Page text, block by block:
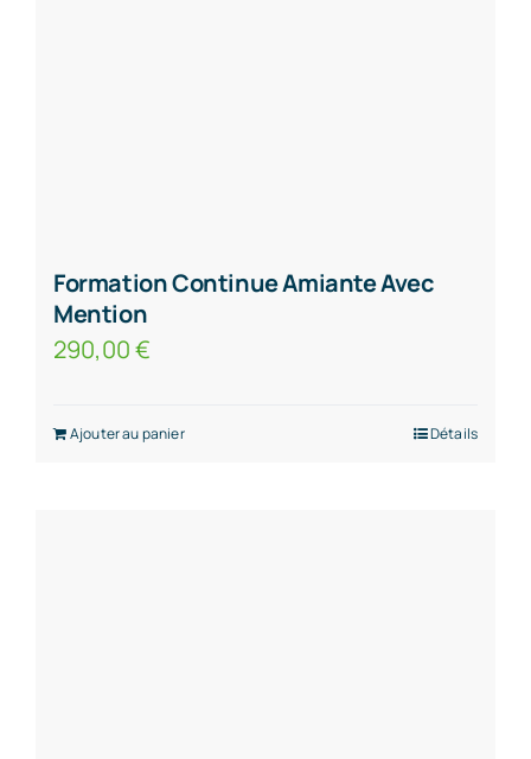
Formation Continue Amiante Avec
Mention
290,00€
Ajouter au panier Détails